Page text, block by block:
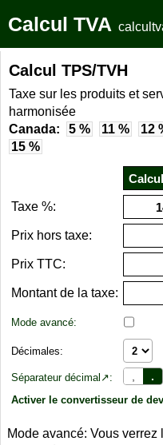
Calcul TVA
Calcul TPS/TVH
Taxe sur les produits et
harmonisée
Canada:
5 % 11 % 12
15 %
Taxe %:
Prix hors taxe:
Prix TTC:
Montant de la taxe:
Mode avancé:
Décimales:
Séparateur décimal↗: .
Activer le convertisseur de
Mode avancé: Vous